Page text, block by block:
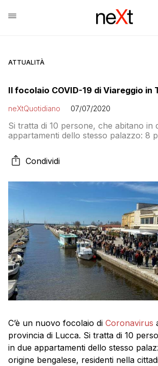
ATTUALITÀ
Il focolaio COVID-19 di Viareggio in
neXtQuotidiano 07/07/2020
Si tratta di 10 persone, che abitano in
appartamenti dello stesso palazzo: 8
appartenenti a due nuclei familiari,
Condividi
C’è un nuovo focolaio di Coronavirus
provincia di Lucca. Si tratta di 10
in due appartamenti dello stesso
origine bengalese, residenti nella